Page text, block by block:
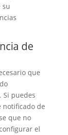
su
de
que
puedes
de
que no
el